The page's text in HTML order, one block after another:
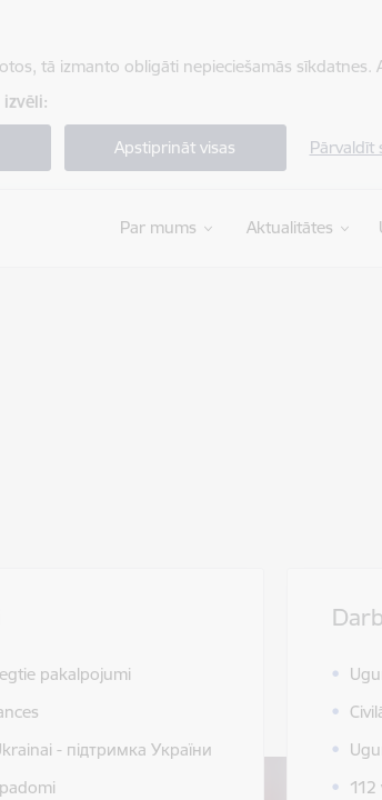
tā izmanto obligāti nepieciešamās
Apstiprināt visas Pārvaldīt
Par mums Aktualitātes
pakalpojumi
- підтримка України